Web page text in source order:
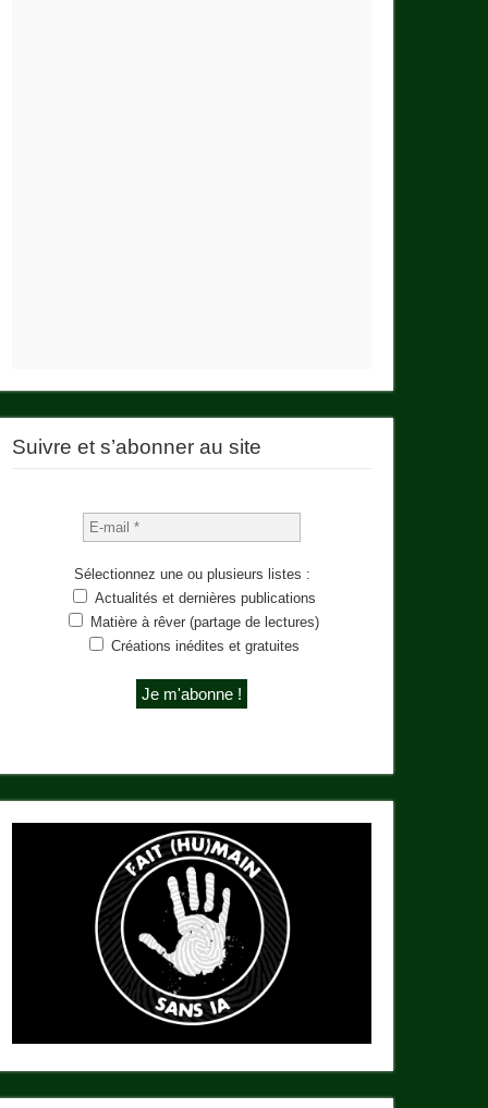
Suivre et s’abonner au site
Sélectionnez une ou plusieurs listes :
Actualités et dernières publications
Matière à rêver (partage de lectures)
Créations inédites et gratuites